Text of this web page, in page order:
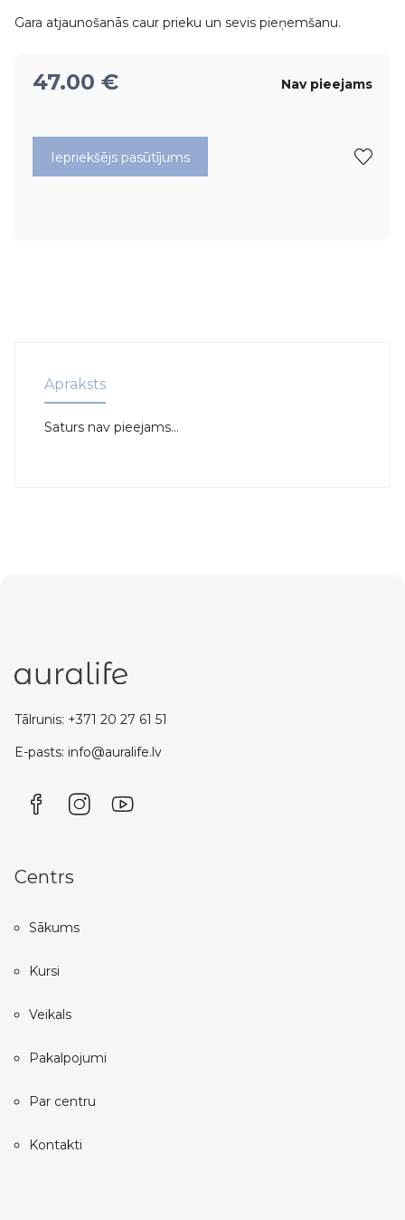
Gara atjaunošanās caur prieku un sevis pieņemšanu.
47.00 € Nav pieejams
Iepriekšējs pasūtījums
Apraksts
Saturs nav pieejams...
Tālrunis: +371 20 27 61 51
E-pasts: info@auralife.lv
Centrs
Sākums
Kursi
Veikals
Pakalpojumi
Par centru
Kontakti